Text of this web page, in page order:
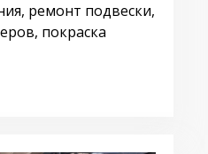
ремонт подвески,
покраска